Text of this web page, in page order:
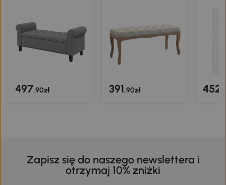
497,90zł 391,90zł 452
Zapisz się do naszego newslettera i
otrzymaj 10% zniżki